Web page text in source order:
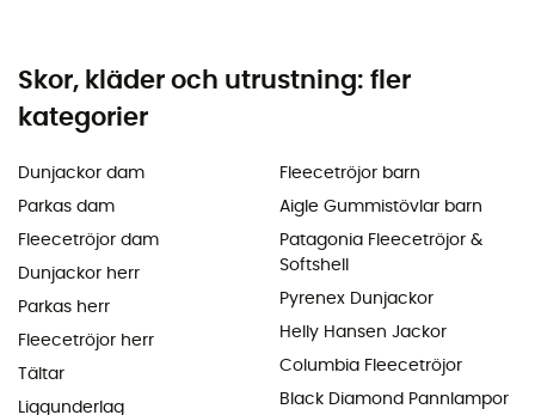
Skor, kläder och utrustning: fler
kategorier
Dunjackor dam
Parkas dam
Fleecetröjor dam
Dunjackor herr
Parkas herr
Fleecetröjor herr
Tältar
Liggunderlag
Fleecetröjor barn
Aigle Gummistövlar barn
Patagonia Fleecetröjor &
Softshell
Pyrenex Dunjackor
Helly Hansen Jackor
Columbia Fleecetröjor
Black Diamond Pannlampor